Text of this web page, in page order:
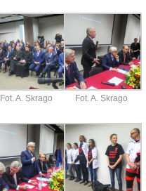
Fot. A. Skrago Fot. A. Skrago